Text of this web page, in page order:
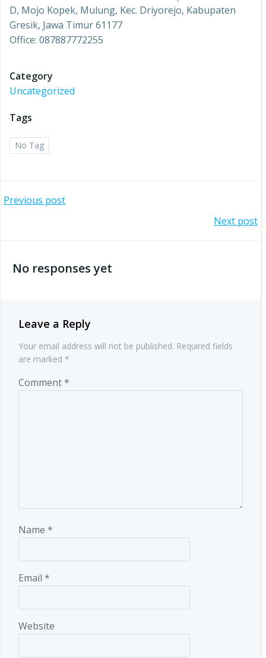
D, Mojo Kopek, Mulung, Kec. Driyorejo, Kabupaten
Gresik, Jawa Timur 61177
Office: 087887772255
Category
Uncategorized
Tags
No Tag
Post
Previous post
navigation
Next post
No responses yet
Leave a Reply
Your email address will not be published. Required fields
are marked *
Comment*
Name *
Email *
Website